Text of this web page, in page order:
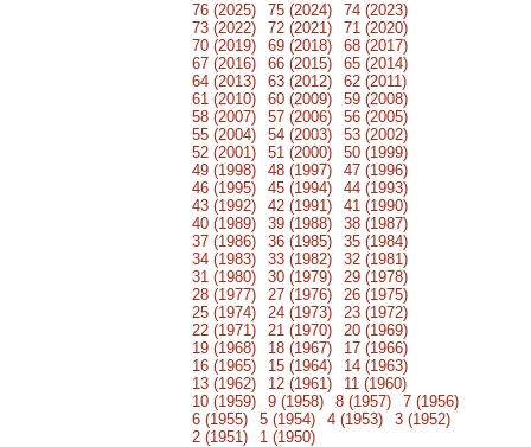
76 (2025) 75 (2024)
74 (2023)
73 (2022)
72 (2021)
71 (2020)
70 (2019)
69 (2018)
68 (2017)
67 (2016)
66 (2015)
65 (2014)
64 (2013)
63 (2012)
62 (2011)
61 (2010)
60 (2009)
59 (2008)
58 (2007)
57 (2006)
56 (2005)
55 (2004)
54 (2003)
53 (2002)
52 (2001)
51 (2000)
50 (1999)
49 (1998)
48 (1997)
47 (1996)
46 (1995)
45 (1994)
44 (1993)
43 (1992)
42 (1991)
41 (1990)
40 (1989)
39 (1988)
38 (1987)
37 (1986)
36 (1985)
35 (1984)
34 (1983)
33 (1982)
32 (1981)
31 (1980)
30 (1979)
29 (1978)
28 (1977)
27 (1976)
26 (1975)
25 (1974)
24 (1973)
23 (1972)
22 (1971)
21 (1970)
20 (1969)
19 (1968)
18 (1967)
17 (1966)
16 (1965)
15 (1964)
14 (1963)
13 (1962)
12 (1961)
11 (1960)
10 (1959)
9 (1958) 8 (1957)
7 (1956)
6 (1955)
5 (1954) 4 (1953)
3 (1952)
2 (1951)
1 (1950)